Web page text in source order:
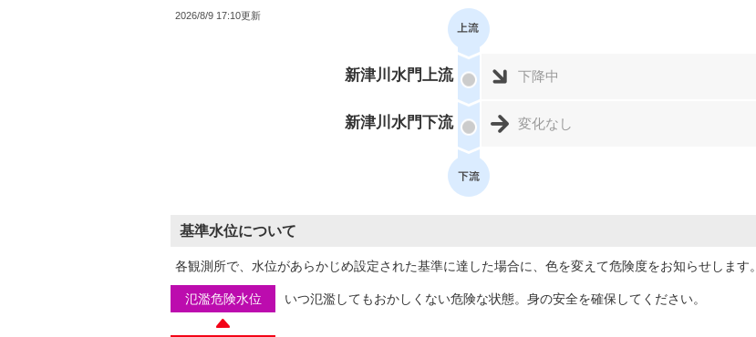
2026/8/9 17:10更新
新津川水門上流 下降中
新津川水門下流 変化なし
基準水位について
各観測所で、水位があらかじめ設定された基準に達した場合に、色を変えて危険度をお知らせします。
氾濫危険水位 いつ氾濫してもおかしくない危険な状態。身の安全を確保してください。